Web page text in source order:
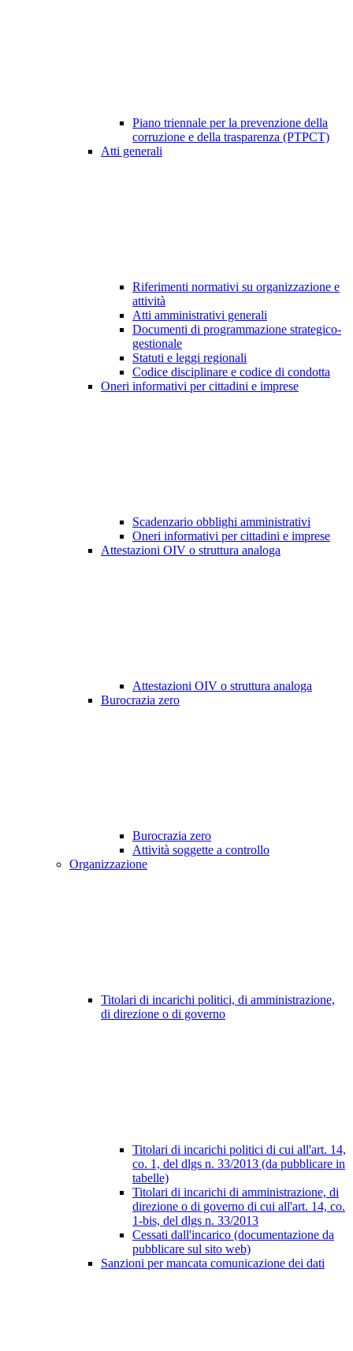
Piano triennale per la prevenzione della
corruzione e della trasparenza (PTPCT)
Atti generali
Riferimenti normativi su organizzazione e
attività
Atti amministrativi generali
Documenti di programmazione strategico-
gestionale
Statuti e leggi regionali
Codice disciplinare e codice di condotta
Oneri informativi per cittadini e imprese
Scadenzario obblighi amministrativi
Oneri informativi per cittadini e imprese
Attestazioni OIV o struttura analoga
Attestazioni OIV o struttura analoga
Burocrazia zero
Burocrazia zero
Attività soggette a controllo
Organizzazione
Titolari di incarichi politici, di amministrazione,
di direzione o di governo
Titolari di incarichi politici di cui all'art. 14,
co. 1, del dlgs n. 33/2013 (da pubblicare in
tabelle)
Titolari di incarichi di amministrazione, di
direzione o di governo di cui all'art. 14, co.
1-bis, del dlgs n. 33/2013
Cessati dall'incarico (documentazione da
pubblicare sul sito web)
Sanzioni per mancata comunicazione dei dati